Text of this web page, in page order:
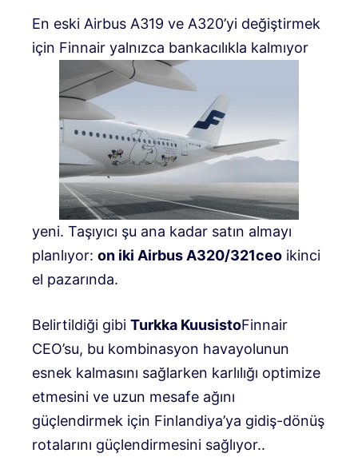
En eski Airbus A319 ve A320’yi değiştirmek
için Finnair yalnızca bankacılıkla kalmıyor
yeni. Taşıyıcı şu ana kadar satın almayı
planlıyor: on iki Airbus A320/321ceo ikinci
el pazarında.
Belirtildiği gibi Turkka KuusistoFinnair
CEO’su, bu kombinasyon havayolunun
esnek kalmasını sağlarken karlılığı optimize
etmesini ve uzun mesafe ağını
güçlendirmek için Finlandiya’ya gidiş-dönüş
rotalarını güçlendirmesini sağlıyor..